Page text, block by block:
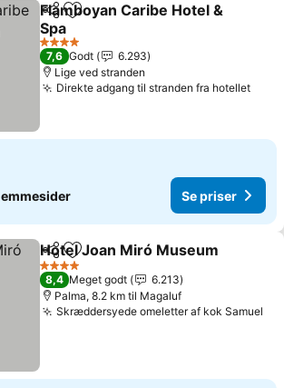
Del Føj til favoritter
Flamboyan Caribe Hotel &
Spa
Se priser
4 Stjerner
7,6 Godt
6.293
Lige ved stranden
Direkte adgang til stranden fra hotelletSe
Se priser
Del Føj til favoritter
Hotel Joan Miró Museum
4 Stjerner
8,4 Meget godt
6.213
Palma, 8.2 km til Magaluf
Skræddersyede omeletter af kok Samuel